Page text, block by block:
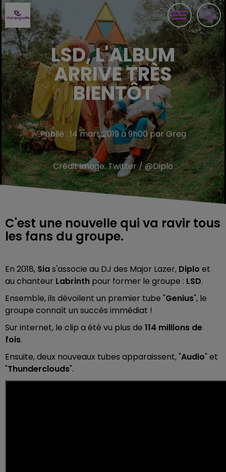
LSD, L'ALBUM
ARRIVE TRÈS
BIENTÔT
Publié : 14 mars 2019 à 9h00 par Greg
Crédit image:Twitter / @Diplo
C'est une nouvelle qui va ravir tous
les fans du groupe.
En 2018, Sias'associe au DJ des Major Lazer, Diplo et
au chanteur Labrinth pour former le groupe : LSD.
Ensemble, ils dévoilent un premier tube "Genius", le
groupe connaît un succès immédiat !
Sur internet, le clip a été vu plus de 114 millions de
fois.
Ensuite, deux nouveaux tubes apparaissent, "Audio" et
"Thunderclouds".